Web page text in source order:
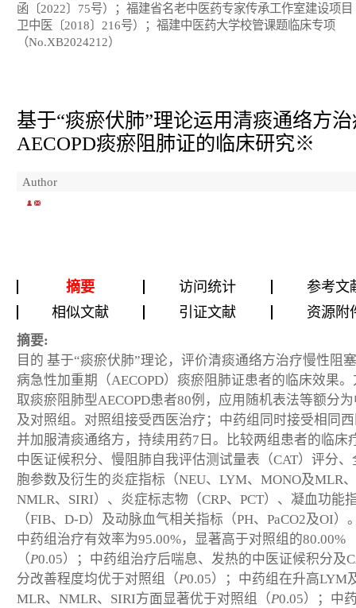
函〔2022〕75号）；福建省名老中医药专家传承工作室建设项目
卫中医〔2018〕216号）；福建中医药大学校管课题临床专项
（No.XB2024212）
基于“痰瘀伏肺”理论运用清痰通络方
AECOPD痰瘀阻肺证的临床研究※
Author
摘要 访问统计
参考文
相似文献
引证文献 资源附
摘要:
目的 基于“痰瘀伏肺”理论，评价清痰通络方治疗慢性阻
病急性加重期（AECOPD）痰瘀阻肺证患者的临床效果。
取痰瘀阻肺型AECOPD患者80例，应用随机表法等额分
及对照组。对照组接受西医治疗；中药组同时接受相同
并加服清痰通络方，持续用药7日。比较两组患者的临床
中医证候积分、慢阻肺自我评估测试量表（CAT）评分、
胞参数及衍生的炎症指标（NEU、LYM、MONO及MLR、
NMLR、SIRI）、炎症标志物（CRP、PCT）、凝血功能
（FIB、D-D）及动脉血气相关指标（PH、PaCO2及OI）
中药组治疗有效率为95.00%，显著高于对照组的80.00%
（P0.05）；中药组治疗后喘息、发热的中医证候积分及
分改善程度均优于对照组（P0.05）；中药组在升高LYM
MLR、NMLR、SIRI方面显著优于对照组（P0.05）；中